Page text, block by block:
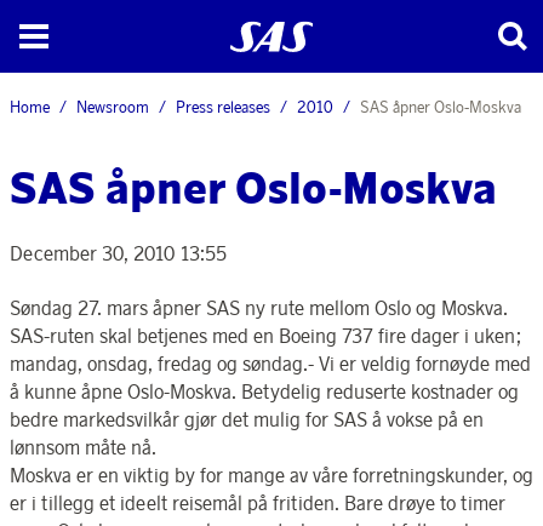
Home Newsroom Press releases 2010 SAS åpner Oslo-Moskva
SAS åpner Oslo-Moskva
December 30, 2010 13:55
Søndag 27. mars åpner SAS ny rute mellom Oslo og Moskva.
SAS-ruten skal betjenes med en Boeing 737 fire dager i uken;
mandag, onsdag, fredag og søndag.- Vi er veldig fornøyde med
å kunne åpne Oslo-Moskva. Betydelig reduserte kostnader og
bedre markedsvilkår gjør det mulig for SAS å vokse på en
lønnsom måte nå.
Moskva er en viktig by for mange av våre forretningskunder, og
er i tillegg et ideelt reisemål på fritiden. Bare drøye to timer